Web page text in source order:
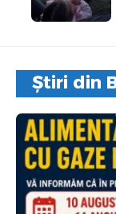
Știri din